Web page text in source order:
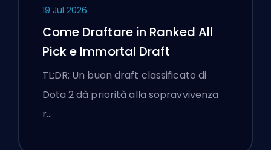
19 Jul 2026
Come Draftare in Ranked All
Pick e Immortal Draft
TL;DR: Un buon draft classificato di
Dota 2 dà priorità alla sopravvivenza
r…